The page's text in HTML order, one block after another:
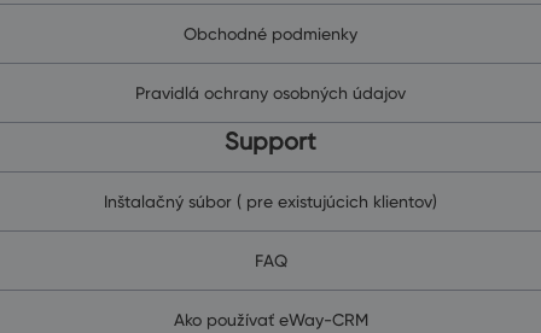
Obchodné podmienky
Pravidlá ochrany osobných údajov
Support
Inštalačný súbor ( pre existujúcich klientov)
FAQ
Ako používať eWay-CRM